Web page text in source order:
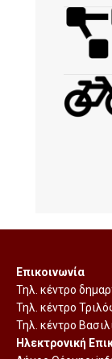
Επικοινωνία
Τηλ. κέντρο
Τηλ. κέντρο
Τηλ. κέντρο
Ηλεκτρονική